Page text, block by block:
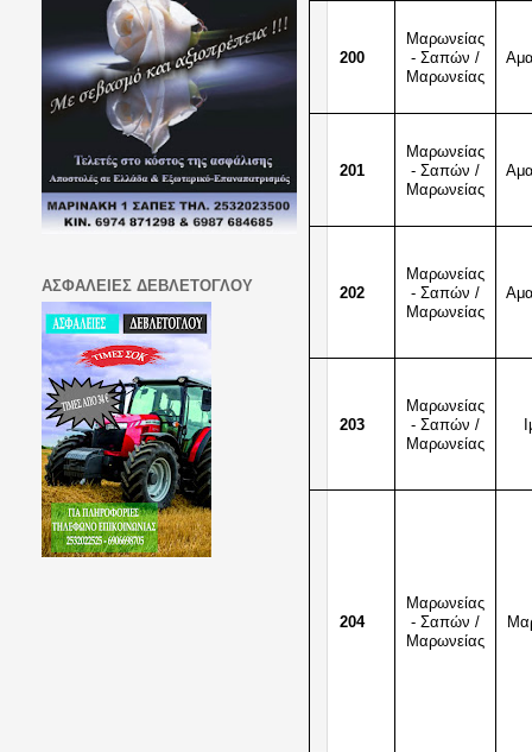
200
Μαρωνείας
- Σαπών /
Μαρωνείας
201
Μαρωνείας
- Σαπών /
Μαρωνείας
202
Μαρωνείας
- Σαπών /
Μαρωνείας
203
Μαρωνείας
- Σαπών /
Μαρωνείας
204
Μαρωνείας
- Σαπών /
Μαρωνείας
ΑΣΦΑΛΕΙΕΣ ΔΕΒΛΕΤΟΓΛΟΥ